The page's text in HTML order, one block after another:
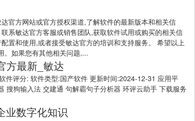
官方网站或官方授权渠道,了解软件的最新版本和相关信
系敏达官方客服或销售团队,获取软件试用或购买的相关信
置和使用,或者接受敏达官方的培训和支持服务。 希望以上
。如果您有其他相关问题,...
方最新_敏达
件评分: 软件类型:国产软件 更新时间:2024-12-31 应用平
搜狗输入法 交建通 句解霸句子分析器 环评云助手 下载服务
业数字化知识